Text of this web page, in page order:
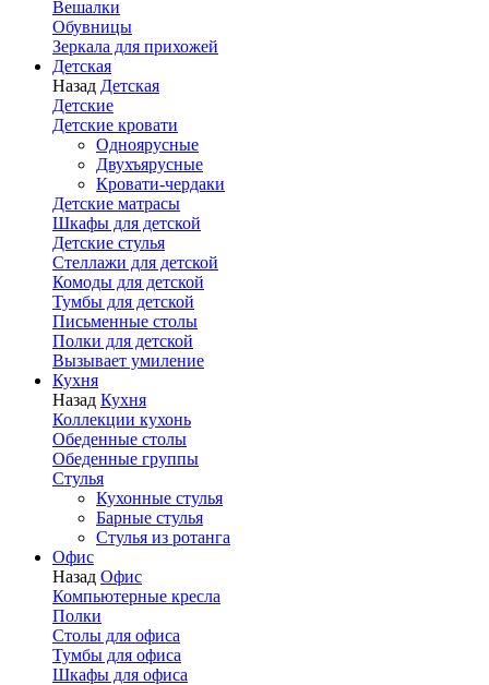
Вешалки
Обувницы
Зеркала для прихожей
Детская
Назад Детская
Детские
Детские кровати
Одноярусные
Двухъярусные
Кровати-чердаки
Детские матрасы
Шкафы для детской
Детские стулья
Стеллажи для детской
Комоды для детской
Тумбы для детской
Письменные столы
Полки для детской
Вызывает умиление
Кухня
Назад Кухня
Коллекции кухонь
Обеденные столы
Обеденные группы
Стулья
Кухонные стулья
Барные стулья
Стулья из ротанга
Офис
Назад Офис
Компьютерные кресла
Полки
Столы для офиса
Тумбы для офиса
Шкафы для офиса